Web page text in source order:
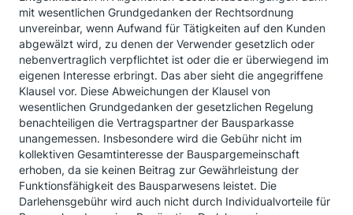
mit wesentlichen Grundgedanken der Rechtsordnung
unvereinbar, wenn Aufwand für Tätigkeiten auf den Kunden
abgewälzt wird, zu denen der Verwender gesetzlich oder
nebenvertraglich verpflichtet ist oder die er überwiegend im
eigenen Interesse erbringt. Das aber sieht die angegriffene
Klausel vor. Diese Abweichungen der Klausel von
wesentlichen Grundgedanken der gesetzlichen Regelung
benachteiligen die Vertragspartner der Bausparkasse
unangemessen. Insbesondere wird die Gebühr nicht im
kollektiven Gesamtinteresse der Bauspargemeinschaft
erhoben, da sie keinen Beitrag zur Gewährleistung der
Funktionsfähigkeit des Bausparwesens leistet. Die
Darlehensgebühr wird auch nicht durch Individualvorteile für